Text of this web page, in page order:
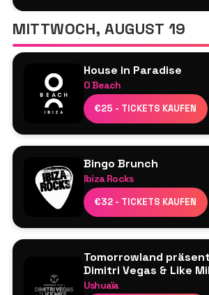
Seth Troxler
MITTWOCH, AUGUST 19
House in Paradise
O Beach
€25 - TICKETS KAUFEN
Ardent
Dayl
Damon Hess
Jamie Love
Morgan Kasiera
Lucy Jane
Perry Martin
M3 Ibiza Live-Musiker-Show
Bingo Brunch
Ibiza Rocks
€32 - TICKETS KAUFEN
Resident DJs
Tomorrowland
Dimitri Vegas & Like
Ushuaïa